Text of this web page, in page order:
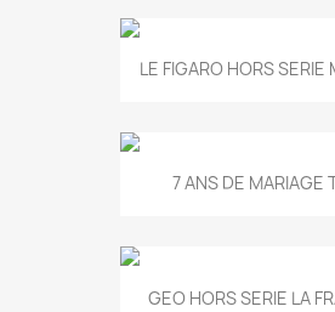
LE FIGARO HORS SERIE
7 ANS DE MARIAGE
GEO HORS SERIE LA